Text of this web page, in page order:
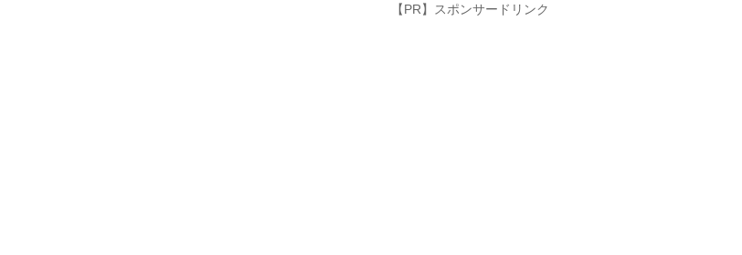
【PR】スポンサードリンク